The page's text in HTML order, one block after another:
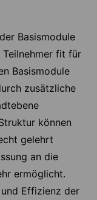
Basismodule
fit für
Basismodule
zusätzliche
können
gelehrt
an die
ermöglicht.
Effizienz der